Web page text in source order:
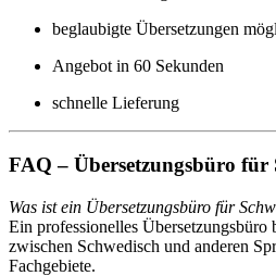
beglaubigte Übersetzungen
Angebot in 60 Sekunden
schnelle Lieferung
FAQ – Übersetzungsbüro für
Was ist ein Übersetzungsbüro für
Ein professionelles Übersetzungsbüro
zwischen Schwedisch und anderen
Fachgebiete.